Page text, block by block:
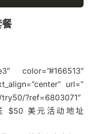
268.095 321.14
China
.165.24) 179.54 ms
color=”#166513″
url=”
?ref=6803071″
$50 美元活动地址